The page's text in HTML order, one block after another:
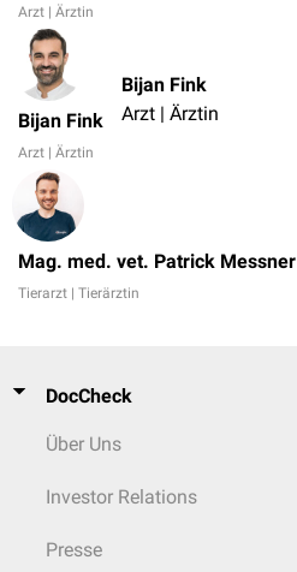
Arzt | Ärztin
Bijan Fink
Arzt | Ärztin
Bijan Fink
Arzt | Ärztin
Mag. med. vet. Patrick Messner
Tierarzt | Tierärztin
DocCheck
Über Uns
Investor Relations
Presse